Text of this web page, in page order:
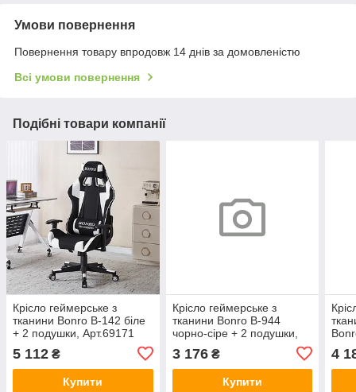
Умови повернення
Повернення товару впродовж 14 днів за домовленістю
Всі умови повернення
Подібні товари компанії
Крісло геймерське з
тканини Bonro B-142 біле
+ 2 подушки, Арт.69171
5 112 ₴
Купити
Крісло геймерське з
тканини Bonro B-944
чорно-сіре + 2 подушки,
3 176₴
Купити
4